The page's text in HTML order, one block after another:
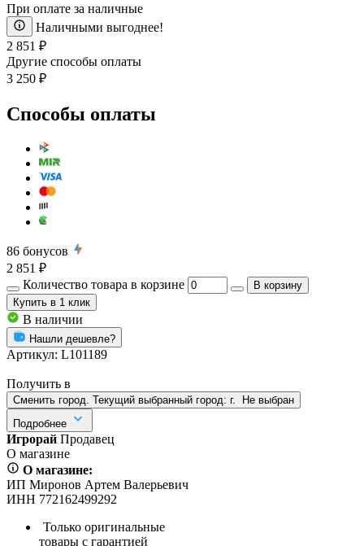
При оплате за наличные
Наличными выгоднее!
2 851 ₽
Другие способы оплаты
3 250 ₽
Способы оплаты
86 бонусов
2 851 ₽
Количество товара в корзине
В корзину
Купить в 1 клик
В наличии
Нашли дешевле?
Артикул: L101189
Получить в
Сменить город. Текущий выбранный город: г.
Не выбран
Подробнее
Игрорай Продавец
О магазине
О магазине:
ИП Миронов Артем Валерьевич
ИНН 772162499292
Только оригинальные
товары с гарантией